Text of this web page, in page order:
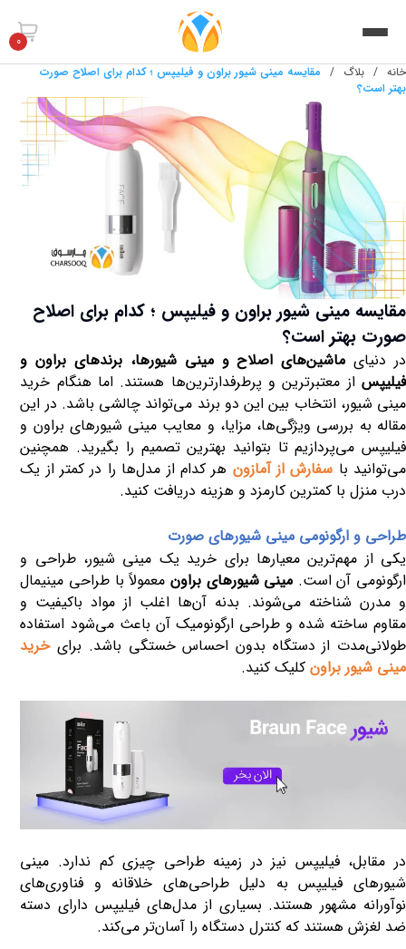
0
خانه / بلاگ / مقایسه مینی شیور براون و فیلیپس ؛ کدام برای اصلاح صورت
بهتر است؟
مقایسه مینی شیور براون و فیلیپس ؛ کدام برای اصلاح
صورت بهتر است؟
در دنیای ماشین‌های اصلاح و مینی شیورها، برندهای براون و
فیلیپس از معتبرترین و پرطرفدارترین‌ها هستند. اما هنگام خرید
مینی شیور، انتخاب بین این دو برند می‌تواند چالشی باشد. در این
مقاله به بررسی ویژگی‌ها، مزایا، و معایب مینی شیورهای براون و
فیلیپس می‌پردازیم تا بتوانید بهترین تصمیم را بگیرید. همچنین
می‌توانید با سفارش از آمازون هر کدام از مدل‌ها را در کمتر از یک
درب منزل با کمترین کارمزد و هزینه دریافت کنید.
طراحی و ارگونومی مینی شیورهای صورت
یکی از مهم‌ترین معیارها برای خرید یک مینی شیور، طراحی و
ارگونومی آن است. مینی شیورهای براون معمولاً با طراحی مینیمال
و مدرن شناخته می‌شوند. بدنه آن‌ها اغلب از مواد باکیفیت و
مقاوم ساخته شده و طراحی ارگونومیک آن باعث می‌شود استفاده
طولانی‌مدت از دستگاه بدون احساس خستگی باشد. برایخرید
مینی شیور براون کلیک کنید.
در مقابل، فیلیپس نیز در زمینه طراحی چیزی کم ندارد. مینی
شیورهای فیلیپس به دلیل طراحی‌های خلاقانه و فناوری‌های
نوآورانه مشهور هستند. بسیاری از مدل‌های فیلیپس دارای دسته
ضد لغزش هستند که کنترل دستگاه را آسان‌تر می‌کند.